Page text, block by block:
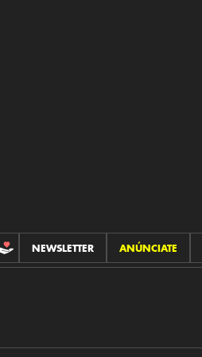
CONTRIBUCIONES
NEWSLETTER ANÚNCIATE